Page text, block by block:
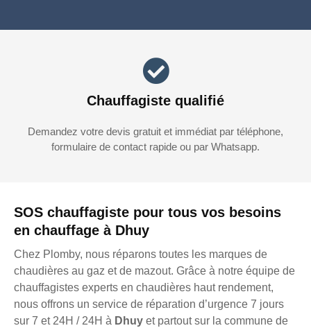
SOS chauffagiste pour tous vos besoins
en chauffage à Dhuy
Chez Plomby, nous réparons toutes les marques de
chaudières au gaz et de mazout. Grâce à notre équipe de
chauffagistes experts en chaudières haut rendement,
nous offrons un service de réparation d’urgence 7 jours
sur 7 et 24H / 24H à Dhuy et partout sur la commune de
Chauffagiste qualifié
Demandez votre devis gratuit et immédiat par téléphone,
formulaire de contact rapide ou par Whatsapp.